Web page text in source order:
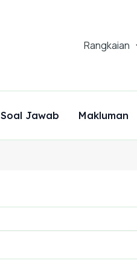
Rangkaian
Soal Jawab Makluman